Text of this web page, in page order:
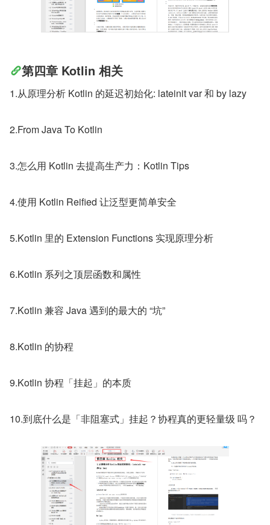
第四章 Kotlin 相关
1.从原理分析 Kotlin 的延迟初始化: lateinit var 和 by lazy
2.From Java To Kotlin
3.怎么用 Kotlin 去提高生产力：Kotlin Tips
4.使用 Kotlin Reified 让泛型更简单安全
5.Kotlin 里的 Extension Functions 实现原理分析
6.Kotlin 系列之顶层函数和属性
7.Kotlin 兼容 Java 遇到的最大的 “坑”
8.Kotlin 的协程
9.Kotlin 协程「挂起」的本质
10.到底什么是「非阻塞式」挂起？协程真的更轻量级 吗？